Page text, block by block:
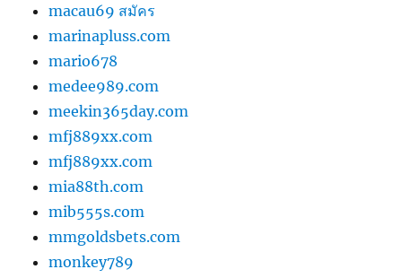
macau69 สมัคร
marinapluss.com
mario678
medee989.com
meekin365day.com
mfj889xx.com
mfj889xx.com
mia88th.com
mib555s.com
mmgoldsbets.com
monkey789